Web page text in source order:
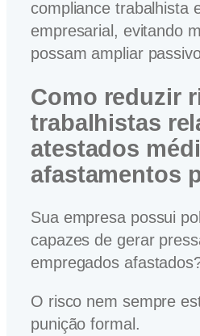
compliance trabalhista
empresarial, evitando
possam ampliar
Como reduzir
trabalhistas
atestados
afastamentos
Sua empresa possui
capazes de gerar
empregados
O risco nem sempre
punição formal.